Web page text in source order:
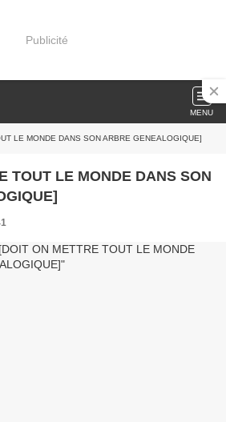
Publicité
MENU
LE MONDE DANS SON ARBRE GENEALOGIQUE]
TOUT LE MONDE DANS SON